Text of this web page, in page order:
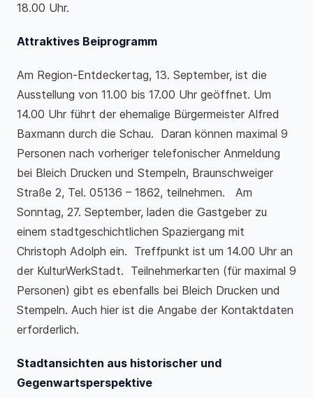
18.00 Uhr.
Attraktives Beiprogramm
Am Region-Entdeckertag, 13. September, ist die
Ausstellung von 11.00 bis 17.00 Uhr geöffnet. Um
14.00 Uhr führt der ehemalige Bürgermeister Alfred
Baxmann durch die Schau. Daran können maximal 9
Personen nach vorheriger telefonischer Anmeldung
bei Bleich Drucken und Stempeln, Braunschweiger
Straße 2, Tel. 05136 – 1862, teilnehmen. Am
Sonntag, 27. September, laden die Gastgeber zu
einem stadtgeschichtlichen Spaziergang mit
Christoph Adolph ein. Treffpunkt ist um 14.00 Uhr an
der KulturWerkStadt. Teilnehmerkarten (für maximal 9
Personen) gibt es ebenfalls bei Bleich Drucken und
Stempeln. Auch hier ist die Angabe der Kontaktdaten
erforderlich.
Stadtansichten aus historischer und
Gegenwartsperspektive